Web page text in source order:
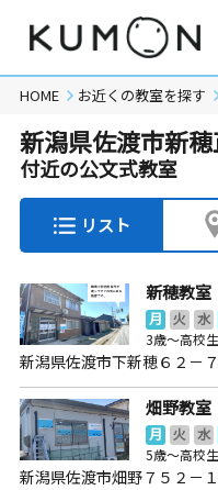
HOME お近くの教室を探す
新潟県佐渡市新
付近の公文式教室
リスト
新穂教室
月 火 水
3歳～高校生
新潟県佐渡市下新穂６２－７
畑野教室
月 火 水
5歳～高校生
新潟県佐渡市畑野７５２－１